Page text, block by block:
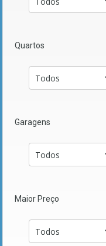
Quartos
Garagens
Maior Preço